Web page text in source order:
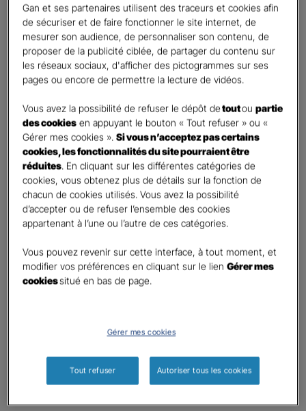
Préparer ma retraite
Percevoir un complément de revenu régulier à la
retraite
Percevoir un capital
Etes-vous déjà titulaire d’un contrat Retraite ? *
Oui
Non
Quel est votre statut professionnel ? *
TNS (Travailleur non salarié)
Salarié
Autre
Le saviez-vous ?
Gan et ses partenaires utilisent des traceurs et cookies afin
de sécuriser et de faire fonctionner le site internet, de
mesurer son audience, de personnaliser son contenu, de
proposer de la publicité ciblée, de partager du contenu sur
les réseaux sociaux, d'afficher des pictogrammes sur ses
pages ou encore de permettre la lecture de vidéos.
Vous avez la possibilité de refuser le dépôt detoutoupartie
des cookies en appuyant le bouton « Tout refuser » ou «
Gérer mes cookies ».Si vous n’acceptez pas certains
cookies, les fonctionnalités du site pourraient être
réduites . En cliquant sur les différentes catégories de
cookies, vous obtenez plus de détails sur la fonction de
chacun de cookies utilisés. Vous avez la possibilité
d’accepter ou de refuser l’ensemble des cookies
appartenant à l’une ou l’autre de ces catégories.
Vous pouvez revenir sur cette interface, à tout moment, et
modifier vos préférences en cliquant sur le lienGérer mes
cookiessitué en bas de page.
Gérer mes cookies
Tout refuser Autoriser tous les cookies